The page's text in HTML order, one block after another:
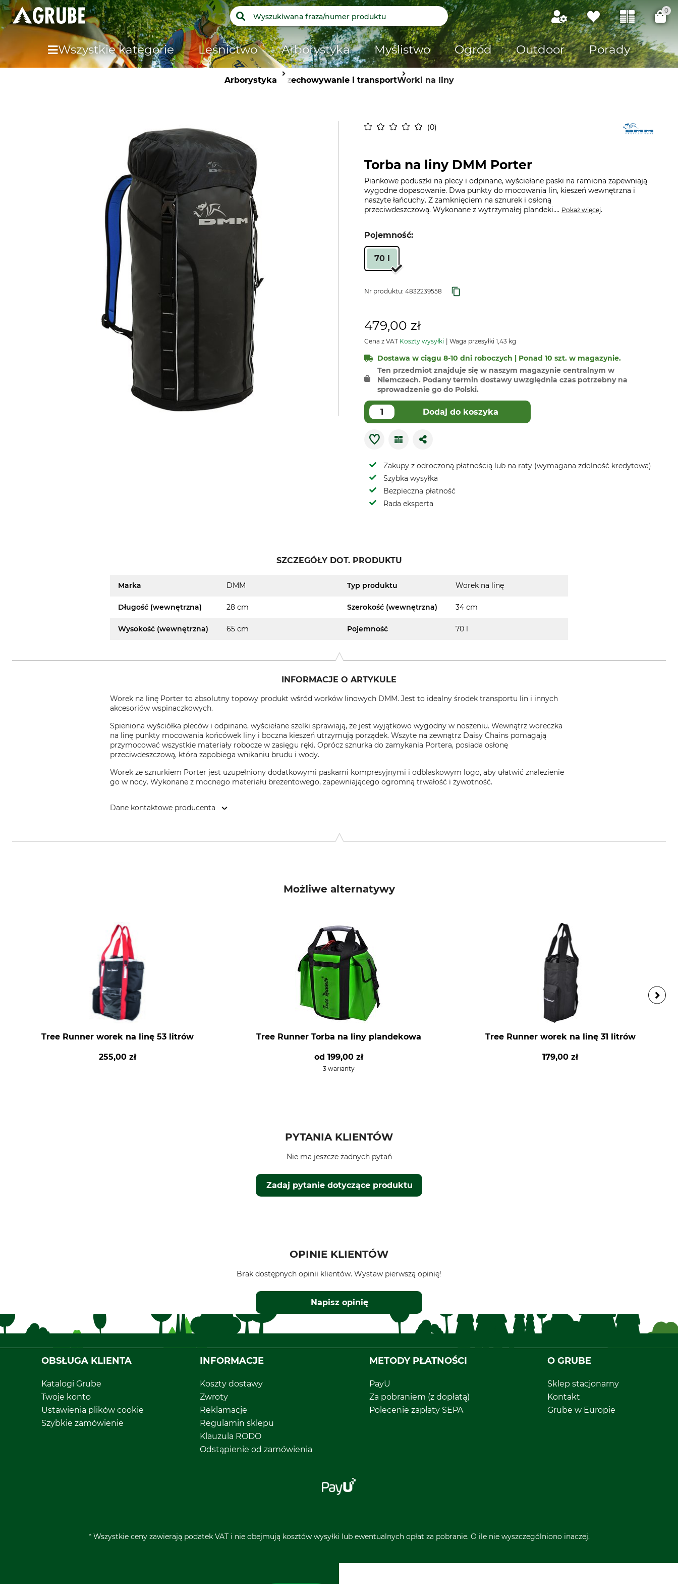
0
Wszystkie kategorie Leśnictwo Arborystyka Myślistwo Ogród Outdoor Porady
Arborystyka Przechowywanie i transportWorki na liny
0
Torba na liny DMM Porter
Piankowe poduszki na plecy i odpinane, wyściełane paski na ramiona zapewniają
wygodne dopasowanie. Dwa punkty do mocowania lin, kieszeń wewnętrzna i
naszyte łańcuchy. Z zamknięciem na sznurek i osłoną
przeciwdeszczową. Wykonane z wytrzymałej plandeki.... Pokaż więcej.
Pojemność:
70 l
Nr produktu: 4832239558
479,00 zł
Cena z VAT Koszty wysyłki Waga przesyłki 1,43 kg
Dostawa w ciągu 8-10 dni roboczych | Ponad 10 szt. w magazynie.
Ten przedmiot znajduje się w naszym magazynie centralnym w
Niemczech. Podany termin dostawy uwzględnia czas potrzebny na
sprowadzenie go do Polski.
Dodaj do koszyka
Zakupy z odroczoną płatnością lub na raty (wymagana zdolność kredytowa)
Szybka wysyłka
Bezpieczna płatność
Rada eksperta
SZCZEGÓŁY DOT. PRODUKTU
Marka DMM Typ produktu Worek na linę
Długość (wewnętrzna) 28 cm Szerokość (wewnętrzna) 34 cm
Wysokość (wewnętrzna) 65 cm Pojemność 70 l
INFORMACJE O ARTYKULE
Worek na linę Porter to absolutny topowy produkt wśród worków linowych DMM. Jest to idealny środek transportu lin i innych
akcesoriów wspinaczkowych.
Spieniona wyściółka pleców i odpinane, wyściełane szelki sprawiają, że jest wyjątkowo wygodny w noszeniu. Wewnątrz woreczka
na linę punkty mocowania końcówek liny i boczna kieszeń utrzymują porządek. Wszyte na zewnątrz Daisy Chains pomagają
przymocować wszystkie materiały robocze w zasięgu ręki. Oprócz sznurka do zamykania Portera, posiada osłonę
przeciwdeszczową, która zapobiega wnikaniu brudu i wody.
Worek ze sznurkiem Porter jest uzupełniony dodatkowymi paskami kompresyjnymi i odblaskowym logo, aby ułatwić znalezienie
go w nocy. Wykonane z mocnego materiału brezentowego, zapewniającego ogromną trwałość i żywotność.
Dane kontaktowe producenta
Możliwe alternatywy
Tree Runner worek na linę 53 litrów
255,00 zł
Tree Runner Torba na liny plandekowa
od199,00 zł
3 warianty
Tree Runner worek na linę 31 litrów
179,00 zł
PYTANIA KLIENTÓW
Zadaj pytanie dotyczące produktu
Nie ma jeszcze żadnych pytań
OPINIE KLIENTÓW
Brak dostępnych opinii klientów. Wystaw pierwszą opinię!
Napisz opinię
OBSŁUGA KLIENTA
Katalogi Grube
Twoje konto
Ustawienia plików cookie
Szybkie zamówienie
INFORMACJE
Koszty dostawy
Zwroty
Reklamacje
Regulamin sklepu
Klauzula RODO
Odstąpienie od zamówienia
METODY PŁATNOŚCI
PayU
Za pobraniem (z dopłatą)
Polecenie zapłaty SEPA
O GRUBE
Sklep stacjonarny
Kontakt
Grube w Europie
* Wszystkie ceny zawierają podatek VAT i nie obejmują kosztów wysyłki lub ewentualnych opłat za pobranie. O ile nie wyszczególniono inaczej.